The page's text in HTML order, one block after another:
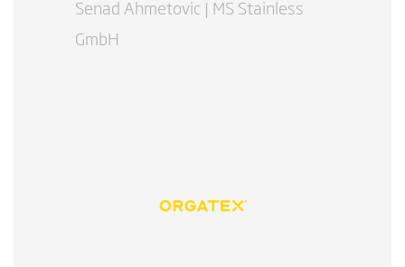
Senad Ahmetovic | MS Stainless
GmbH